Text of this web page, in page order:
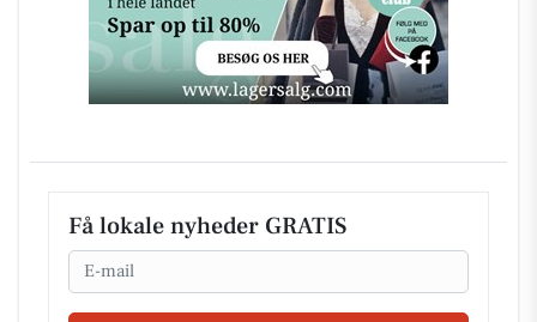
Få lokale nyheder GRATIS
Email